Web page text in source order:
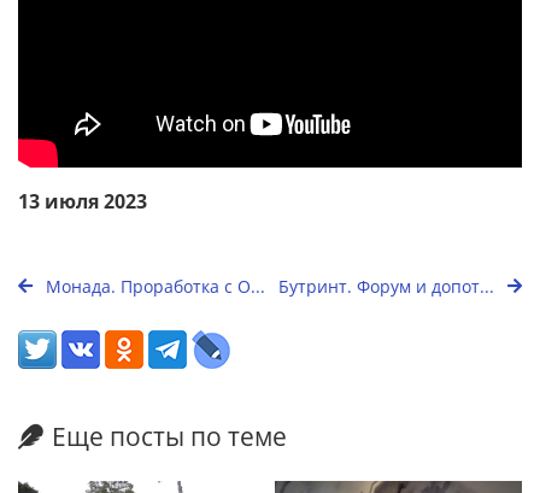
13 июля 2023
Монада. Проработка с О... Бутринт. Форум и допот...
Еще посты по теме